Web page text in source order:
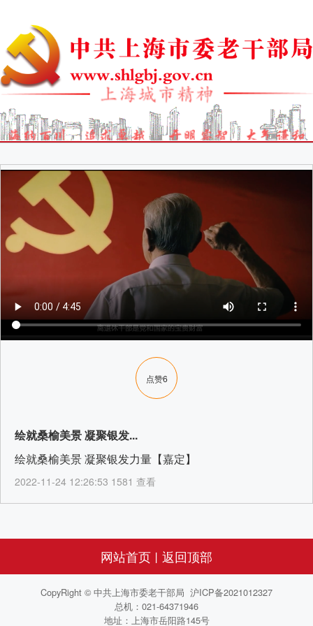
点赞6
绘就桑榆美景 凝聚银发...
绘就桑榆美景 凝聚银发力量【嘉定】
2022-11-24 12:26:53 1581 查看
网站首页 丨 返回顶部
CopyRight © 中共上海市委老干部局 沪ICP备2021012327
总机：021-64371946
地址：上海市岳阳路145号